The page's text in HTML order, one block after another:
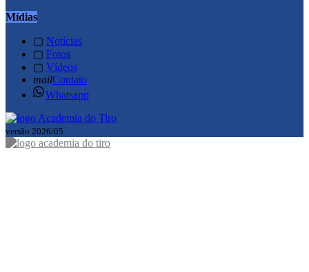
Mídias
▢ Notícias
▢ Fotos
▢ Vídeos
mailContato
Whatsapp
versão 2026/05